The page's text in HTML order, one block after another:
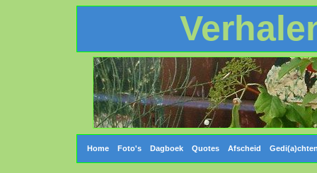
Home Foto's Dagboek Quotes Afscheid